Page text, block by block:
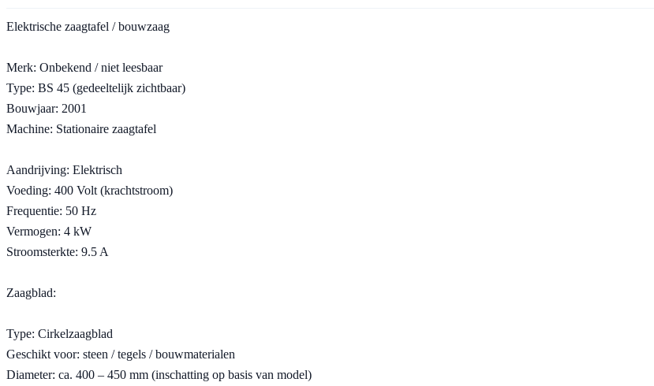
Elektrische zaagtafel / bouwzaag
Merk: Onbekend / niet leesbaar
Type: BS 45 (gedeeltelijk zichtbaar)
Bouwjaar: 2001
Machine: Stationaire zaagtafel
Aandrijving: Elektrisch
Voeding: 400 Volt (krachtstroom)
Frequentie: 50 Hz
Vermogen: 4 kW
Stroomsterkte: 9.5 A
Zaagblad:
Type: Cirkelzaagblad
Geschikt voor: steen / tegels / bouwmaterialen
Diameter: ca. 400 – 450 mm (inschatting op basis van model)